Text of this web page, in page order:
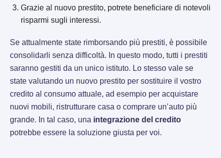
Grazie al nuovo prestito, potrete beneficiare di notevoli
risparmi sugli interessi.
Se attualmente state rimborsando più prestiti, è possibile
consolidarli senza difficoltà. In questo modo, tutti i prestiti
saranno gestiti da un unico istituto. Lo stesso vale se
state valutando un nuovo prestito per sostituire il vostro
credito al consumo attuale, ad esempio per acquistare
nuovi mobili, ristrutturare casa o comprare un’auto più
grande. In tal caso, una integrazione del credito
potrebbe essere la soluzione giusta per voi.